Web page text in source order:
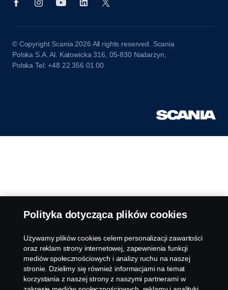
© Copyright Scania 2026 All rights reserved. Scania
Polska S.A. Al. Katowicka 316, 05-830 Nadarzyn,
Polska Tel: +48 22 356 01 00
Polityka dotycząca plików cookies
Używamy plików cookies celem personalizacji zawartości
oraz reklam strony internetowej, zapewnienia funkcji
mediów społecznościowych i analizy ruchu na naszej
stronie. Dzielimy się również informacjami na temat
korzystania z naszej strony z naszymi partnerami w